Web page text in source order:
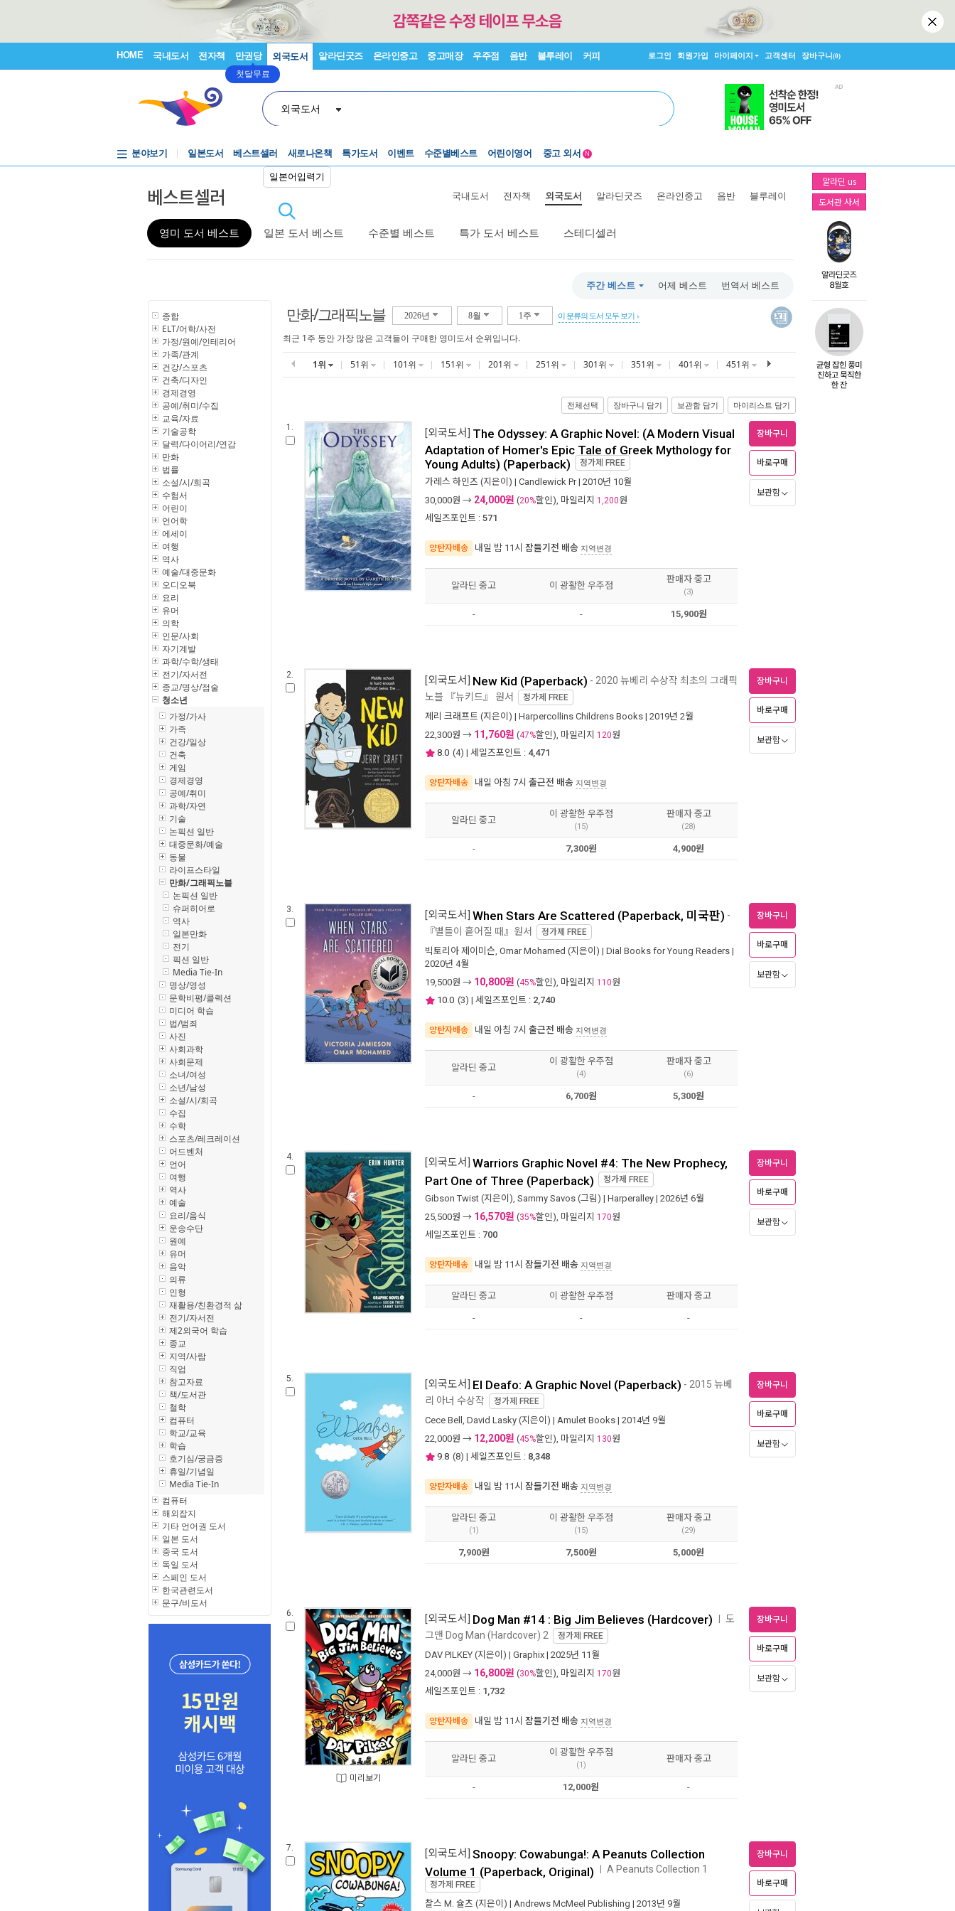
HOME 국내도서 전자책 만권당
첫달무료
외국도서 알라딘굿즈 온라인중고 중고매장 우주점 음반 블루레이 커피 로그인 회원가입 마이페이지 고객센터 장바구니(0)
외국도서
일본어입력기
분야보기 일본도서 베스트셀러 새로나온책 특가도서 이벤트
수준별베스트
Lexile®
어린이영어
중고 외서
5백원부터
N
알라딘 us
도서관 사서
베스트셀러 국내도서 전자책 외국도서 알라딘굿즈 온라인중고 음반 블루레이
영미 도서 베스트 일본 도서 베스트 수준별 베스트 특가 도서 베스트 스테디셀러
주간 베스트 어제 베스트 번역서 베스트
종합
ELT/어학/사전
가정/원예/인테리어
가족/관계
건강/스포츠
건축/디자인
경제경영
공예/취미/수집
교육/자료
기술공학
달력/다이어리/연감
만화
법률
소설/시/희곡
수험서
어린이
언어학
에세이
여행
역사
예술/대중문화
오디오북
요리
유머
의학
인문/사회
자기계발
과학/수학/생태
전기/자서전
종교/명상/점술
청소년
가정/가사
가족
건강/일상
건축
게임
경제경영
공예/취미
과학/자연
기술
논픽션 일반
대중문화/예술
동물
라이프스타일
만화/그래픽노블
논픽션 일반
슈퍼히어로
역사
일본만화
전기
픽션 일반
Media Tie-In
명상/영성
문학비평/콜렉션
미디어 학습
법/범죄
사진
사회과학
사회문제
소녀/여성
소년/남성
소설/시/희곡
수집
수학
스포츠/레크레이션
어드벤처
언어
여행
역사
예술
요리/음식
운송수단
원예
유머
음악
의류
인형
재활용/친환경적 삶
전기/자서전
제2외국어 학습
종교
지역/사람
직업
참고자료
책/도서관
철학
컴퓨터
학교/교육
학습
호기심/궁금증
휴일/기념일
Media Tie-In
컴퓨터
해외잡지
기타 언어권 도서
일본 도서
중국 도서
독일 도서
스페인 도서
한국관련도서
문구/비도서
만화/그래픽노블 2026년 8월 1주 이 분류의 도서 모두 보기
최근 1주 동안 가장 많은 고객들이 구매한 영미도서 순위입니다.
1위 51위 101위 151위 201위 251위 301위 351위 401위 451위
전체선택 장바구니 담기 보관함 담기 마이리스트 담기
1. [외국도서] The Odyssey: A Graphic Novel: (A Modern Visual
Adaptation of Homer's Epic Tale of Greek Mythology for
Young Adults) (Paperback)
정가제 FREE
가레스 하인즈 (지은이) | Candlewick Pr| 2010년 10월
30,000원 → 24,000원 (20%할인), 마일리지 1,200원
세일즈포인트 : 571
양탄자배송 내일 밤 11시 잠들기전 배송 지역변경
장바구니
바로구매
보관함
알라딘 중고 이 광활한 우주점
판매자 중고
(3)
- - 15,900원
2. [외국도서] New Kid (Paperback) - 2020 뉴베리 수상작 최초의 그래픽
노블 『뉴키드』 원서 정가제 FREE
제리 크래프트 (지은이) | Harpercollins Childrens Books | 2019년 2월
22,300원 → 11,760원 (47%할인), 마일리지 120원
8.0 (4) | 세일즈포인트 : 4,471
양탄자배송 내일 아침 7시 출근전 배송 지역변경
장바구니
바로구매
보관함
알라딘 중고
이 광활한 우주점
(15)
판매자 중고
(28)
- 7,300원 4,900원
3. [외국도서] When Stars Are Scattered (Paperback, 미국판) -
『별들이 흩어질 때』원서 정가제 FREE
빅토리아 제이미슨, Omar Mohamed (지은이) | Dial Books for Young Readers |
2020년 4월
19,500원 → 10,800원 (45%할인), 마일리지 110원
10.0 (3) | 세일즈포인트 : 2,740
양탄자배송 내일 아침 7시 출근전 배송 지역변경
장바구니
바로구매
보관함
알라딘 중고
이 광활한 우주점
(4)
판매자 중고
(6)
- 6,700원 5,300원
4. [외국도서] Warriors Graphic Novel #4: The New Prophecy,
Part One of Three (Paperback) 정가제 FREE
Gibson Twist (지은이), Sammy Savos (그림) | Harperalley | 2026년 6월
25,500원 → 16,570원 (35%할인), 마일리지 170원
세일즈포인트 : 700
양탄자배송 내일 밤 11시 잠들기전 배송 지역변경
장바구니
바로구매
보관함
알라딘 중고 이 광활한 우주점 판매자 중고
- - -
5. [외국도서] El Deafo: A Graphic Novel (Paperback) - 2015 뉴베
리 아너 수상작 정가제 FREE
Cece Bell , David Lasky (지은이) | Amulet Books | 2014년 9월
22,000원 → 12,200원 (45%할인), 마일리지 130원
9.8 (8) | 세일즈포인트 : 8,348
양탄자배송 내일 밤 11시 잠들기전 배송 지역변경
장바구니
바로구매
보관함
알라딘 중고
(1)
이 광활한 우주점
(15)
판매자 중고
(29)
7,900원 7,500원 5,000원
6.
미리보기
[외국도서] Dog Man #14 : Big Jim Believes (Hardcover) 도
그맨 Dog Man (Hardcover) 2 정가제 FREE
DAV PILKEY (지은이) | Graphix | 2025년 11월
24,000원 → 16,800원 (30%할인), 마일리지 170원
세일즈포인트 : 1,732
양탄자배송 내일 밤 11시 잠들기전 배송 지역변경
장바구니
바로구매
보관함
알라딘 중고
이 광활한 우주점
(1)
판매자 중고
- 12,000원 -
7. [외국도서] Snoopy: Cowabunga!: A Peanuts Collection
Volume 1 (Paperback, Original) A Peanuts Collection 1
정가제 FREE
찰스 M. 슐츠 (지은이) | Andrews McMeel Publishing | 2013년 9월
장바구니
바로구매